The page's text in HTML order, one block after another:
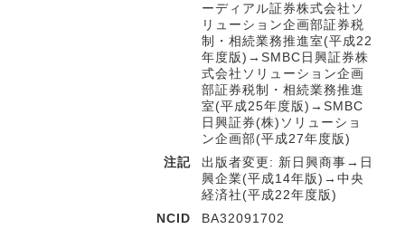
ーディアル証券株式会社ソ
リューション企画部証券税
制・相続業務推進室(平成22
年度版)→SMBC日興証券株
式会社ソリューション企画
部証券税制・相続業務推進
室(平成25年度版)→SMBC
日興証券(株)ソリューショ
ン企画部(平成27年度版)
注記
出版者変更: 新日興商事→日
興企業(平成14年版)→中央
経済社(平成22年度版)
NCID
BA32091702